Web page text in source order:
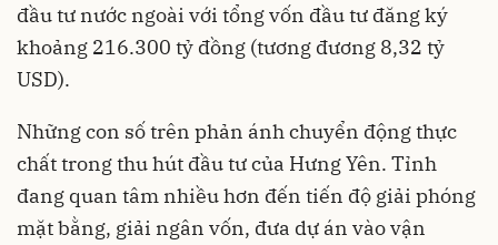
đầu tư nước ngoài với tổng vốn đầu tư đăng ký
khoảng 216.300 tỷ đồng (tương đương 8,32 tỷ
USD).
Những con số trên phản ánh chuyển động thực
chất trong thu hút đầu tư của Hưng Yên. Tỉnh
đang quan tâm nhiều hơn đến tiến độ giải phóng
mặt bằng, giải ngân vốn, đưa dự án vào vận